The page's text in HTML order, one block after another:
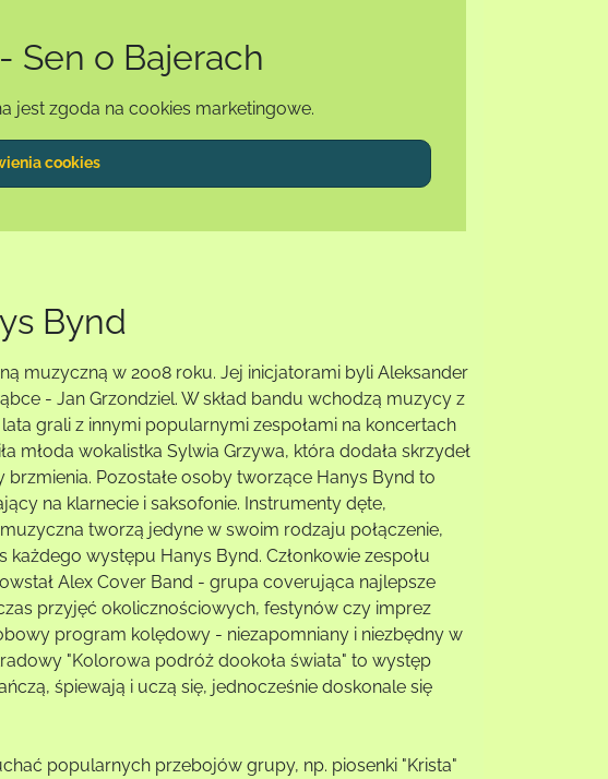
Sen o Bajerach
jest zgoda na cookies marketingowe.
cookies
Bynd
muzyczną w 2008 roku. Jej inicjatorami byli Aleksander
- Jan Grzondziel. W skład bandu wchodzą muzycy z
grali z innymi popularnymi zespołami na koncertach
młoda wokalistka Sylwia Grzywa, która dodała skrzydeł
Pozostałe osoby tworzące Hanys Bynd to
na klarnecie i saksofonie. Instrumenty dęte,
tworzą jedyne w swoim rodzaju połączenie,
występu Hanys Bynd. Członkowie zespołu
Alex Cover Band - grupa coverująca najlepsze
przyjęć okolicznościowych, festynów czy imprez
program kolędowy - niezapomniany i niezbędny w
"Kolorowa podróż dookoła świata" to występ
śpiewają i uczą się, jednocześnie doskonale się
popularnych przebojów grupy, np. piosenki "Krista"